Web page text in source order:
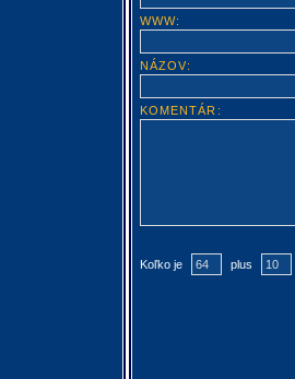
WWW:
NÁZOV:
KOMENTÁR:
Koľko je plus